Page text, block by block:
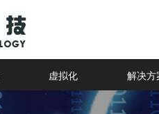
虚拟化 解决方